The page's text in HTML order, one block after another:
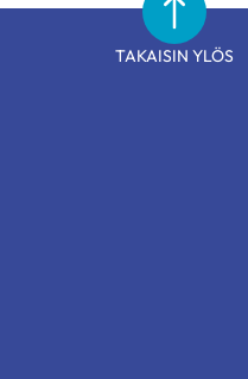
TAKAISIN YLÖS